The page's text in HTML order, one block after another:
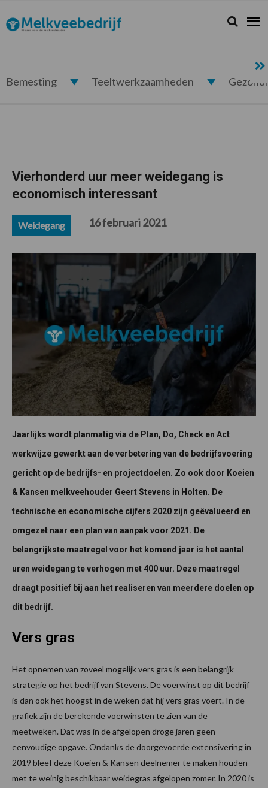
de
hoofdnavigatie
de
hoofd
de
eerste
de
voettekst
Melkveebedrijf.nl Zoeken...
Zoek
Bemesting Teeltwerkzaamheden
Vierhonderd uur meer weidegang is
economisch interessant
Weidegang 16 februari 2021
Jaarlijks wordt planmatig via de Plan, Do, Check en Act
werkwijze gewerkt aan de verbetering van de bedrijfsvoering
gericht op de bedrijfs- en projectdoelen. Zo ook door Koeien
& Kansen melkveehouder Geert Stevens in Holten. De
technische en economische cijfers 2020 zijn geëvalueerd en
omgezet naar een plan van aanpak voor 2021. De
belangrijkste maatregel voor het komend jaar is het aantal
uren weidegang te verhogen met 400 uur. Deze maatregel
draagt positief bij aan het realiseren van meerdere doelen op
dit bedrijf.
Vers gras
Het opnemen van zoveel mogelijk vers gras is een belangrijk
strategie op het bedrijf van Stevens. De voerwinst op dit bedrijf
is dan ook het hoogst in de weken dat hij vers gras voert. In de
grafiek zijn de berekende voerwinsten te zien van de
meetweken. Dat was in de afgelopen droge jaren geen
eenvoudige opgave. Ondanks de doorgevoerde extensivering in
2019 bleef deze Koeien & Kansen deelnemer te maken houden
met te weinig beschikbaar weidegras afgelopen zomer. In 2020 is